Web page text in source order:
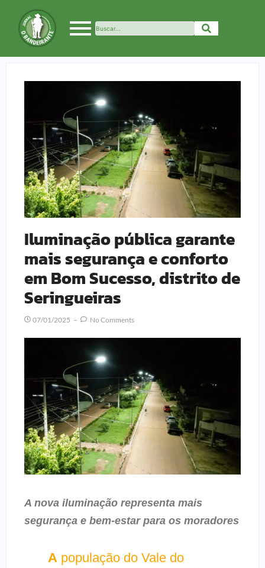
Iluminação pública garante
mais segurança e conforto
em Bom Sucesso, distrito de
Seringueiras
07/01/2025 No Comments
A nova iluminação representa mais
segurança e bem-estar para os moradores
A população do Vale do